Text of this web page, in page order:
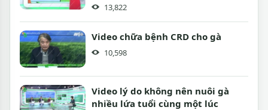
13,822
Video chữa bệnh CRD cho gà
10,598
Video lý do không nên nuôi gà
nhiều lứa tuổi cùng một lúc